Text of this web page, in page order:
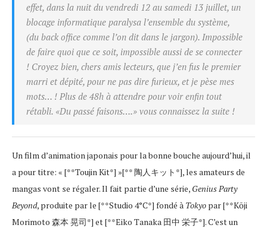
effet, dans la nuit du vendredi 12 au samedi 13 juillet, un
blocage informatique paralysa l’ensemble du système,
(du back office comme l’on dit dans le jargon). Impossible
de faire quoi que ce soit, impossible aussi de se connecter
! Croyez bien, chers amis lecteurs, que j’en fus le premier
marri et dépité, pour ne pas dire furieux, et je pèse mes
mots… ! Plus de 48h à attendre pour voir enfin tout
rétabli. «Du passé faisons….» vous connaissez la suite !
Un film d’animation japonais pour la bonne bouche aujourd’hui, il
a pour titre: « [**Toujin Kit*] »[** 陶人キット*], les amateurs de
mangas vont se régaler. Il fait partie d’une série, Genius Party
Beyond, produite par le [**Studio 4°C*] fondé à Tokyo par [**Kōji
Morimoto 森本 晃司*] et [**Eiko Tanaka 田中 栄子*]. C’est un